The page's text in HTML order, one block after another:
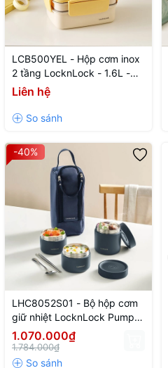
LCB500YEL - Hộp cơm inox
2 tầng LocknLock - 1.6L -
Màu vàng - CN - 12
Liên hệ
-40%
LHC8052S01 - Bộ hộp cơm
giữ nhiệt LocknLock Pump
Vacuum Lunch box
(300ml*2, 500ml*1, bộ đũa
và thìa, túi) - Màu xanh navy
1.070.000₫
1.784.000₫